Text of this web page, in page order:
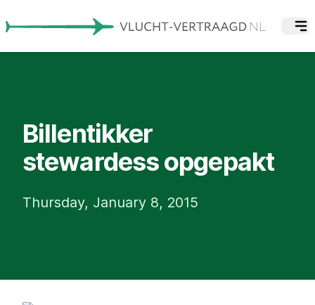
Billentikker
stewardess opgepakt
Thursday, January 8, 2015